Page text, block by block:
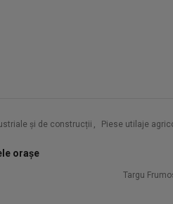
și de construcții , Piese utilaje
orașe
Targu